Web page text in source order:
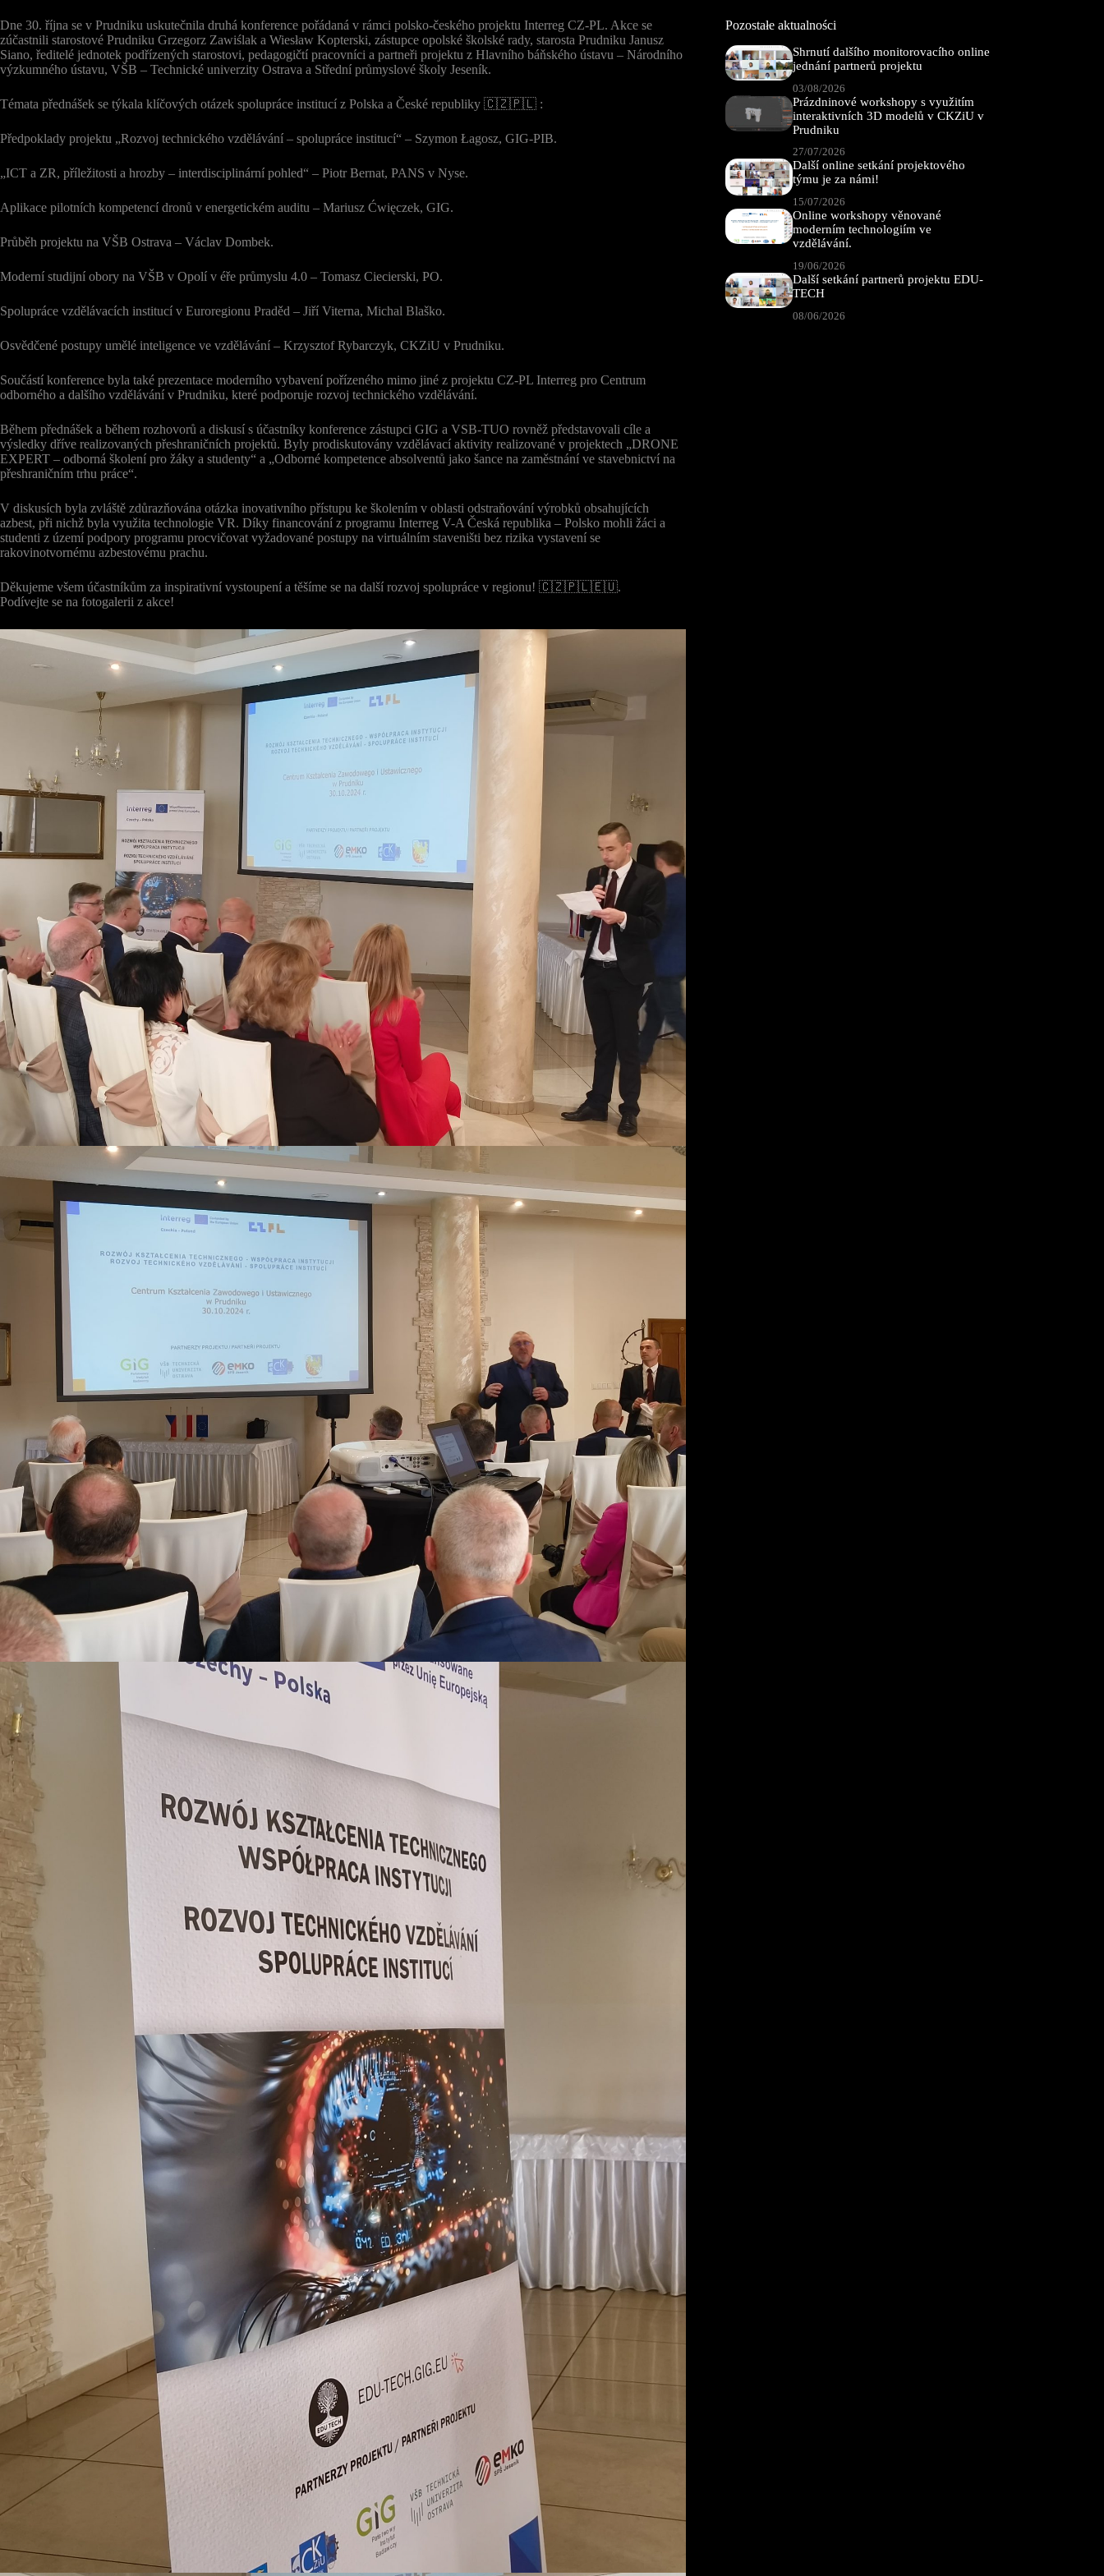
Dne 30. října se v Prudniku uskutečnila druhá konference pořádaná v rámci polsko-českého projektu Interreg CZ-PL. Akce se
zúčastnili starostové Prudniku Grzegorz Zawiślak a Wiesław Kopterski, zástupce opolské školské rady, starosta Prudniku Janusz
Siano, ředitelé jednotek podřízených starostovi, pedagogičtí pracovníci a partneři projektu z Hlavního báňského ústavu – Národního
výzkumného ústavu, VŠB – Technické univerzity Ostrava a Střední průmyslové školy Jeseník.
Témata přednášek se týkala klíčových otázek spolupráce institucí z Polska a České republiky 🇨🇿🇵🇱 :
Předpoklady projektu „Rozvoj technického vzdělávání – spolupráce institucí“ – Szymon Łagosz, GIG-PIB.
„ICT a ZR, příležitosti a hrozby – interdisciplinární pohled“ – Piotr Bernat, PANS v Nyse.
Aplikace pilotních kompetencí dronů v energetickém auditu – Mariusz Ćwięczek, GIG.
Průběh projektu na VŠB Ostrava – Václav Dombek.
Moderní studijní obory na VŠB v Opolí v éře průmyslu 4.0 – Tomasz Ciecierski, PO.
Spolupráce vzdělávacích institucí v Euroregionu Praděd – Jiří Viterna, Michal Blaško.
Osvědčené postupy umělé inteligence ve vzdělávání – Krzysztof Rybarczyk, CKZiU v Prudniku.
Součástí konference byla také prezentace moderního vybavení pořízeného mimo jiné z projektu CZ-PL Interreg pro Centrum
odborného a dalšího vzdělávání v Prudniku, které podporuje rozvoj technického vzdělávání.
Během přednášek a během rozhovorů a diskusí s účastníky konference zástupci GIG a VSB-TUO rovněž představovali cíle a
výsledky dříve realizovaných přeshraničních projektů. Byly prodiskutovány vzdělávací aktivity realizované v projektech „DRONE
EXPERT – odborná školení pro žáky a studenty“ a „Odborné kompetence absolventů jako šance na zaměstnání ve stavebnictví na
přeshraničním trhu práce“.
V diskusích byla zvláště zdůrazňována otázka inovativního přístupu ke školením v oblasti odstraňování výrobků obsahujících
azbest, při nichž byla využita technologie VR. Díky financování z programu Interreg V-A Česká republika – Polsko mohli žáci a
studenti z území podpory programu procvičovat vyžadované postupy na virtuálním staveništi bez rizika vystavení se
rakovinotvornému azbestovému prachu.
Děkujeme všem účastníkům za inspirativní vystoupení a těšíme se na další rozvoj spolupráce v regionu! 🇨🇿🇵🇱🇪🇺.
Podívejte se na fotogalerii z akce!
Pozostałe aktualności
Shrnutí dalšího monitorovacího online
jednání partnerů projektu
03/08/2026
Prázdninové workshopy s využitím
interaktivních 3D modelů v CKZiU v
Prudniku
27/07/2026
Další online setkání projektového
týmu je za námi!
15/07/2026
Online workshopy věnované
moderním technologiím ve
vzdělávání.
19/06/2026
Další setkání partnerů projektu EDU-
TECH
08/06/2026